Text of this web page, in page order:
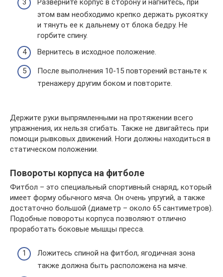
этом вам необходимо крепко держать рукоятку
и тянуть ее к дальнему от блока бедру. Не
горбите спину.
Вернитесь в исходное положение.
После выполнения 10-15 повторений встаньте к
тренажеру другим боком и повторите.
Держите руки выпрямленными на протяжении всего
упражнения, их нельзя сгибать. Также не двигайтесь при
помощи рывковых движений. Ноги должны находиться в
статическом положении.
Повороты корпуса на фитболе
Фитбол – это специальный спортивный снаряд, который
имеет форму обычного мяча. Он очень упругий, а также
достаточно большой (диаметр – около 65 сантиметров).
Подобные повороты корпуса позволяют отлично
проработать боковые мышцы пресса.
Ложитесь спиной на фитбол, ягодичная зона
также должна быть расположена на мяче.